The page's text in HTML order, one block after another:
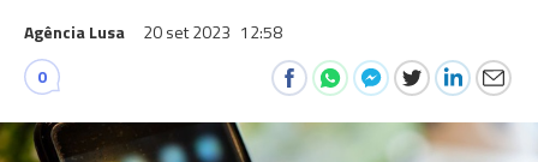
Agência Lusa 20 set 2023 12:58
0